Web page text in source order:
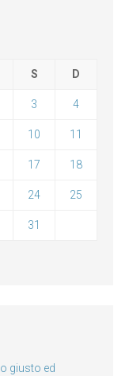
S D
3 4
10 11
17 18
24 25
31
giusto ed